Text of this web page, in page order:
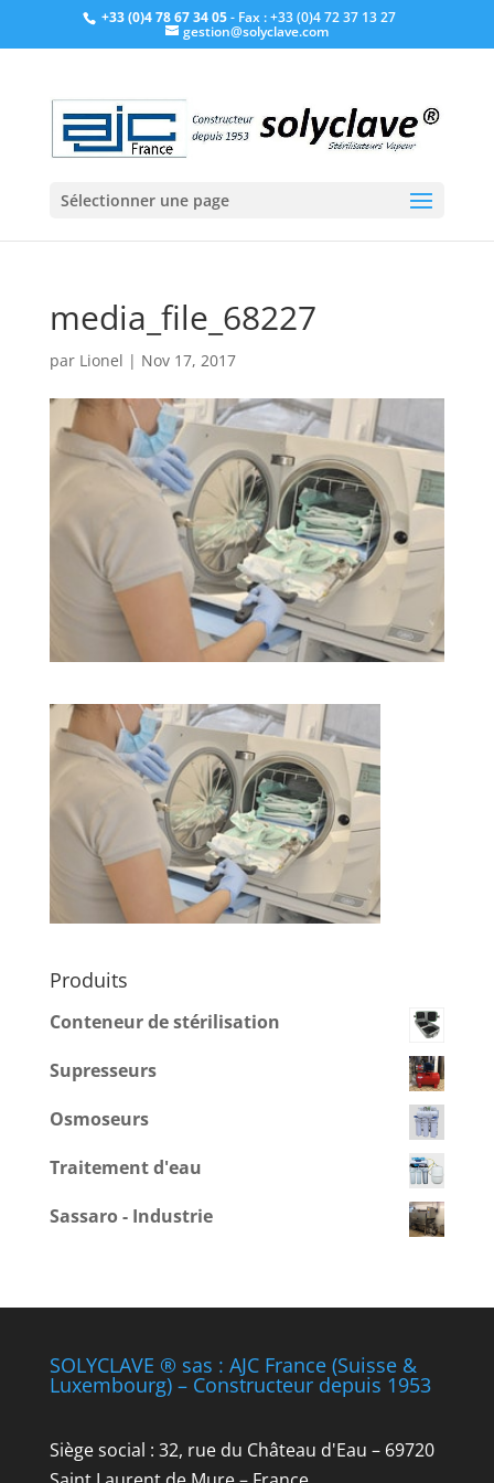
+33 (0)4 78 67 34 05- Fax : +33 (0)4 72 37 13 27
gestion@solyclave.com
Sélectionner une page
media_file_68227
par Lionel | Nov 17, 2017
Produits
Conteneur de stérilisation
Supresseurs
Osmoseurs
Traitement d'eau
Sassaro - Industrie
SOLYCLAVE ® sas : AJC France (Suisse &
Luxembourg) – Constructeur depuis 1953
Siège social : 32, rue du Château d'Eau – 69720